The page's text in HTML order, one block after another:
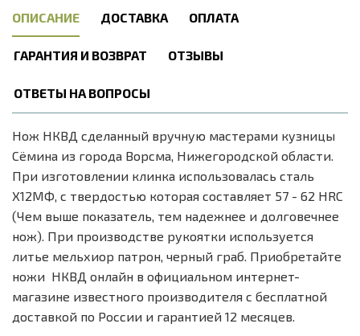
ОПИСАНИЕ ДОСТАВКА ОПЛАТА
ГАРАНТИЯ И ВОЗВРАТ ОТЗЫВЫ
ОТВЕТЫ НА ВОПРОСЫ
Нож НКВД сделанный вручную мастерами кузницы
Сёмина из города Ворсма, Нижегородской области.
При изготовлении клинка использовалась сталь
Х12МФ, с твердостью которая составляет 57 - 62 HRC
(Чем выше показатель, тем надежнее и долговечнее
нож). При производстве рукоятки используется
литье мельхиор патрон, черный граб. Приобретайте
ножи НКВД онлайн в официальном интернет-
магазине известного производителя с бесплатной
доставкой по России и гарантией 12 месяцев.